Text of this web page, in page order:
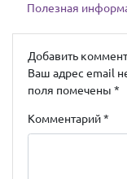
Полезная
Добавить
Ваш адрес email
поля помечены *
Комментарий*